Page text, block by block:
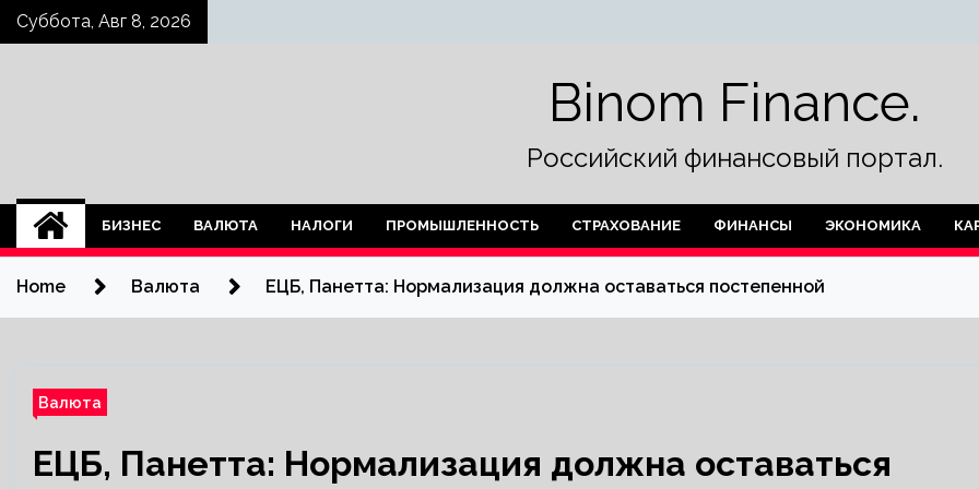
SkipСуббота, Авг 8, 2026
Binom Finance.
Российский финансовый портал.
БИЗНЕС ВАЛЮТА НАЛОГИ ПРОМЫШЛЕННОСТЬ СТРАХОВАНИЕ ФИНАНСЫ ЭКОНОМИКА
Home Валюта ЕЦБ, Панетта: Нормализация должна оставаться постепенной
Валюта
ЕЦБ, Панетта: Нормализация должна оставаться